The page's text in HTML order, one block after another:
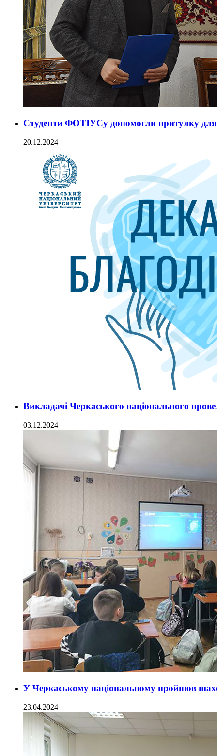
Студенти ФОТІУСу допомогли притулку для
20.12.2024
Викладачі Черкаського національного
03.12.2024
У Черкаському національному пройшов
23.04.2024